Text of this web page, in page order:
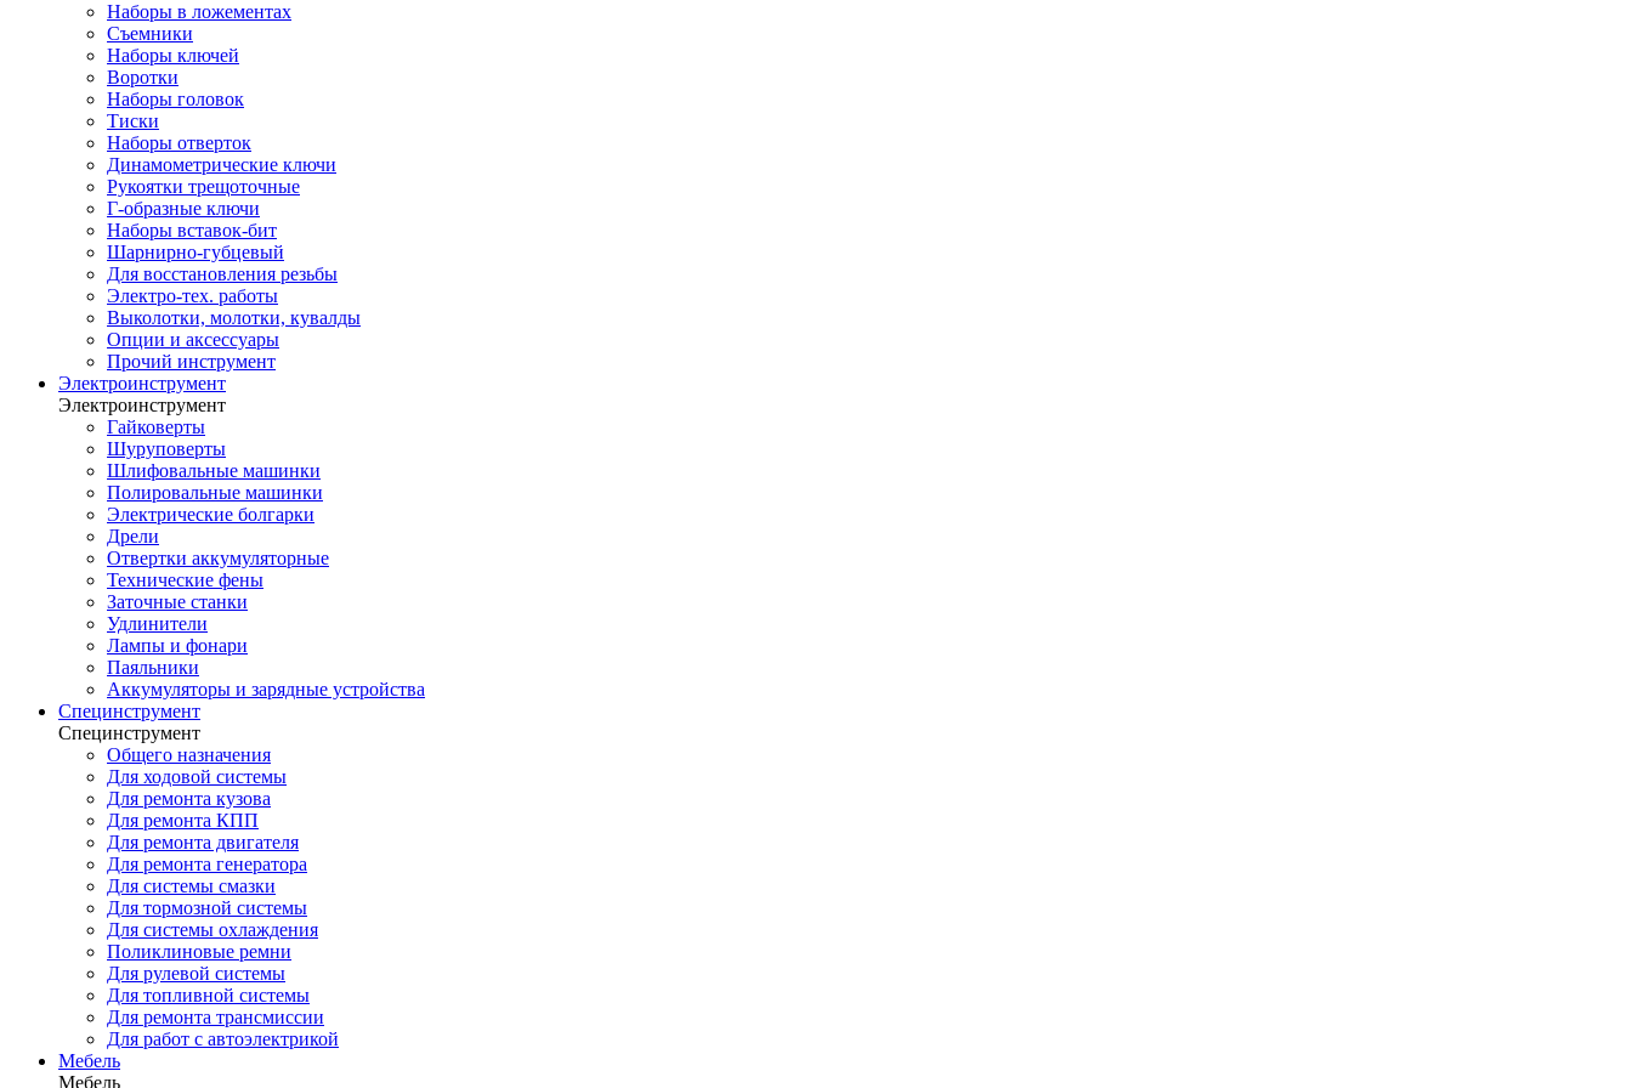
Наборы в ложементах
Съемники
Наборы ключей
Воротки
Наборы головок
Тиски
Наборы отверток
Динамометрические ключи
Рукоятки трещоточные
Г-образные ключи
Наборы вставок-бит
Шарнирно-губцевый
Для восстановления резьбы
Электро-тех. работы
Выколотки, молотки, кувалды
Опции и аксессуары
Прочий инструмент
Электроинструмент
Электроинструмент
Гайковерты
Шуруповерты
Шлифовальные машинки
Полировальные машинки
Электрические болгарки
Дрели
Отвертки аккумуляторные
Технические фены
Заточные станки
Удлинители
Лампы и фонари
Паяльники
Аккумуляторы и зарядные устройства
Специнструмент
Специнструмент
Общего назначения
Для ходовой системы
Для ремонта кузова
Для ремонта КПП
Для ремонта двигателя
Для ремонта генератора
Для системы смазки
Для тормозной системы
Для системы охлаждения
Поликлиновые ремни
Для рулевой системы
Для топливной системы
Для ремонта трансмиссии
Для работ с автоэлектрикой
Мебель
Мебель